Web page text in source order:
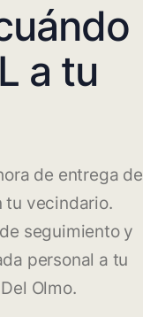
a tu
de entrega de
tu vecindario.
seguimiento y
personal a tu
Olmo.